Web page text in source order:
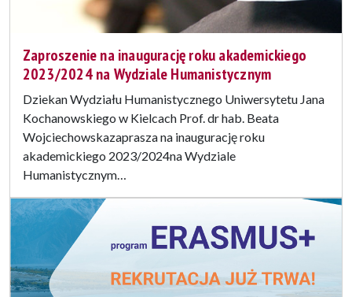
Zaproszenie na inaugurację roku akademickiego
2023/2024 na Wydziale Humanistycznym
Dziekan Wydziału Humanistycznego Uniwersytetu Jana
Kochanowskiego w Kielcach Prof. dr hab. Beata
Wojciechowskazaprasza na inaugurację roku
akademickiego 2023/2024na Wydziale
Humanistycznym…